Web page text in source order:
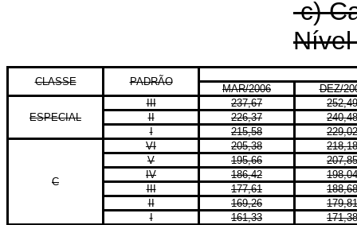
c)
Nível
CLASSE PADRÃO
MAR/2006 DEZ/
ESPECIAL
III 237,67
252,49
II
226,37
240,48
I
215,58 229,02
C
VI 205,38
218,18
V
195,66
207,85
IV
186,42
198,04
III
177,61
188,68
II
169,26
179,81
I
161,33 171,38